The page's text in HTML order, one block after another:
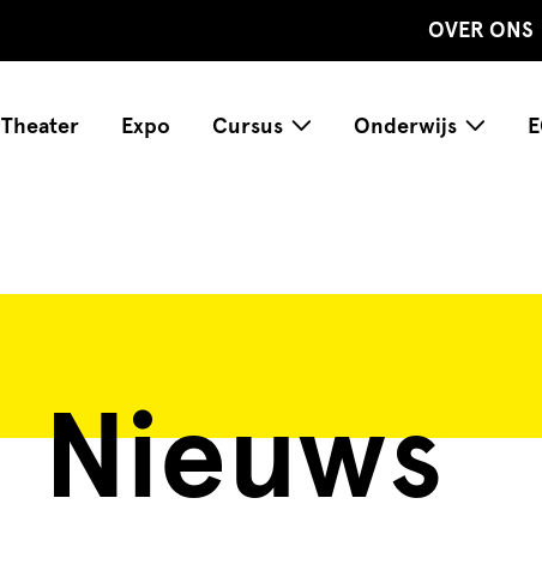
OVER ONS
Theater Expo Cursus Onderwijs
Nieuws